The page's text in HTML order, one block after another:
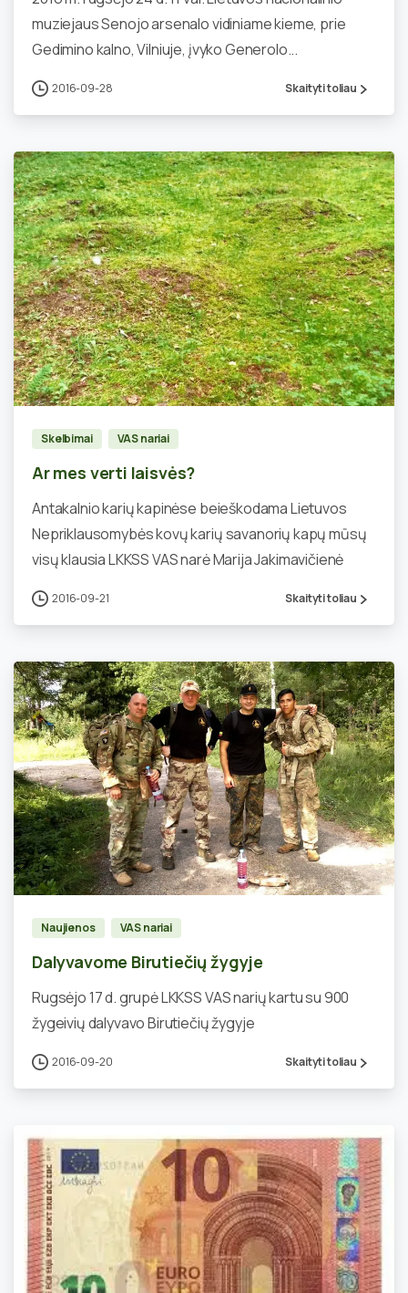
muziejaus Senojo arsenalo vidiniame kieme, prie
Gedimino kalno, Vilniuje, įvyko Generolo...
2016-09-28 Skaityti toliau
2
Skelbimai VAS nariai
Ar mes verti laisvės?
Antakalnio karių kapinėse beieškodama Lietuvos
Nepriklausomybės kovų karių savanorių kapų mūsų
visų klausia LKKSS VAS narė Marija Jakimavičienė
2016-09-21 Skaityti toliau
Naujienos VAS nariai
Dalyvavome Birutiečių žygyje
Rugsėjo 17 d. grupė LKKSS VAS narių kartu su 900
žygeivių dalyvavo Birutiečių žygyje
2016-09-20 Skaityti toliau